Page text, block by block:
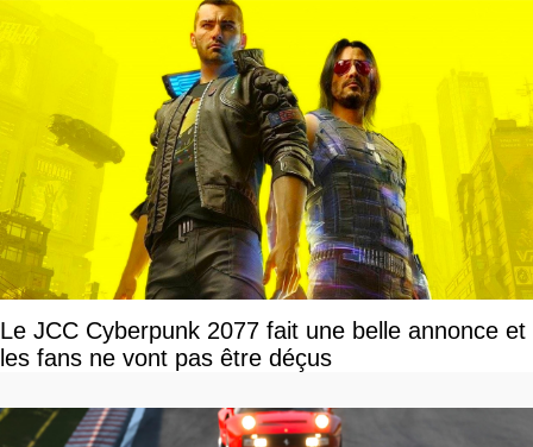
Le JCC Cyberpunk 2077 fait une belle annonce et
les fans ne vont pas être déçus